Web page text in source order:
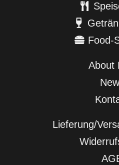
Food-
About
Lieferung/